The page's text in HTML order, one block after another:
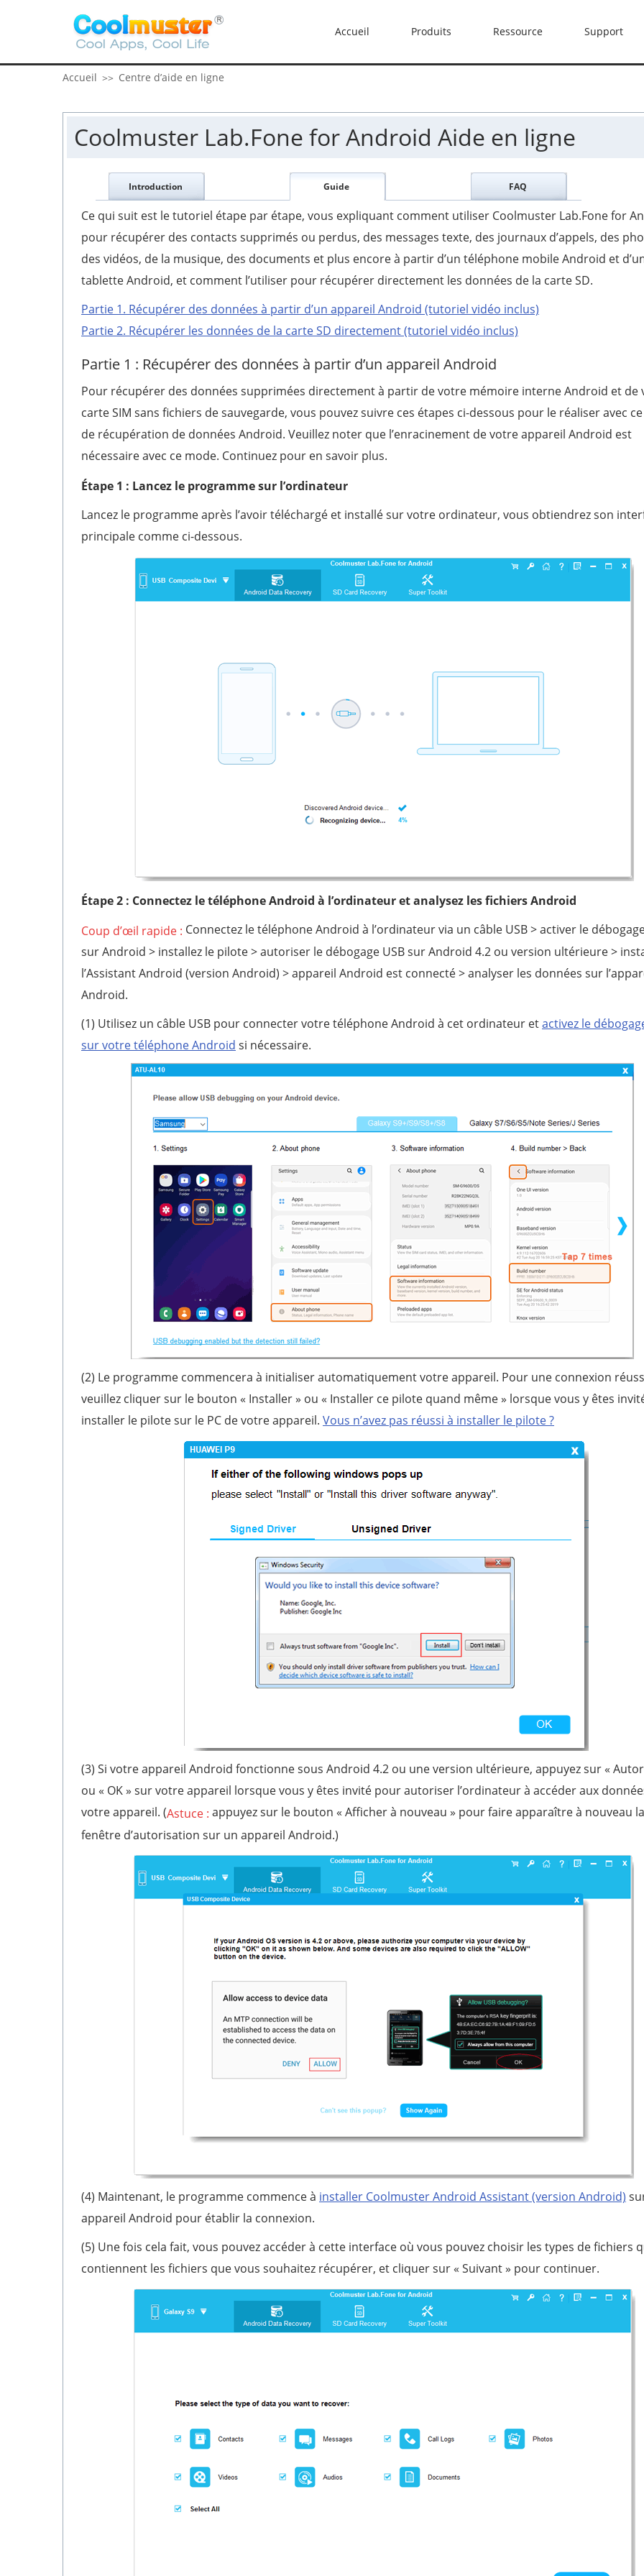
Accueil Produits Ressource Support
Accueil >> Centre d’aide en ligne
Coolmuster Lab.Fone for Android Aide en ligne
Introduction Guide FAQ
Ce qui suit est le tutoriel étape par étape, vous expliquant comment utiliser Coolmuster Lab.Fone for
pour récupérer des contacts supprimés ou perdus, des messages texte, des journaux d’appels, des
des vidéos, de la musique, des documents et plus encore à partir d’un téléphone mobile Android et
tablette Android, et comment l’utiliser pour récupérer directement les données de la carte SD.
Partie 1. Récupérer des données à partir d’un appareil Android (tutoriel vidéo inclus)
Partie 2. Récupérer les données de la carte SD directement (tutoriel vidéo inclus)
Partie 1 : Récupérer des données à partir d’un appareil Android
Pour récupérer des données supprimées directement à partir de votre mémoire interne Android et de
carte SIM sans fichiers de sauvegarde, vous pouvez suivre ces étapes ci-dessous pour le réaliser avec
de récupération de données Android. Veuillez noter que l’enracinement de votre appareil Android est
nécessaire avec ce mode. Continuez pour en savoir plus.
Étape 1 : Lancez le programme sur l’ordinateur
Lancez le programme après l’avoir téléchargé et installé sur votre ordinateur, vous obtiendrez son
principale comme ci-dessous.
Étape 2 : Connectez le téléphone Android à l’ordinateur et analysez les fichiers Android
Coup d’œil rapide : Connectez le téléphone Android à l’ordinateur via un câble USB > activer le
sur Android > installez le pilote > autoriser le débogage USB sur Android 4.2 ou version ultérieure >
l’Assistant Android (version Android) > appareil Android est connecté > analyser les données sur
Android.
(1) Utilisez un câble USB pour connecter votre téléphone Android à cet ordinateur etactivez le
sur votre téléphone Android si nécessaire.
(2) Le programme commencera à initialiser automatiquement votre appareil. Pour une connexion
veuillez cliquer sur le bouton « Installer » ou « Installer ce pilote quand même » lorsque vous y êtes
installer le pilote sur le PC de votre appareil. Vous n’avez pas réussi à installer le pilote ?
(3) Si votre appareil Android fonctionne sous Android 4.2 ou une version ultérieure, appuyez sur «
ou « OK » sur votre appareil lorsque vous y êtes invité pour autoriser l’ordinateur à accéder aux
votre appareil. (Astuce : appuyez sur le bouton « Afficher à nouveau » pour faire apparaître à nouveau la
fenêtre d’autorisation sur un appareil Android.)
(4) Maintenant, le programme commence à installer Coolmuster Android Assistant (version Android)
appareil Android pour établir la connexion.
(5) Une fois cela fait, vous pouvez accéder à cette interface où vous pouvez choisir les types de fichiers
contiennent les fichiers que vous souhaitez récupérer, et cliquer sur « Suivant » pour continuer.